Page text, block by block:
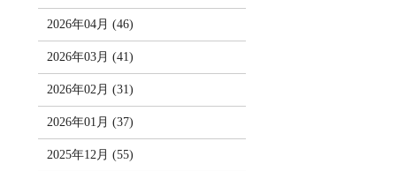
2026年04月 (46)
2026年03月 (41)
2026年02月 (31)
2026年01月 (37)
2025年12月 (55)